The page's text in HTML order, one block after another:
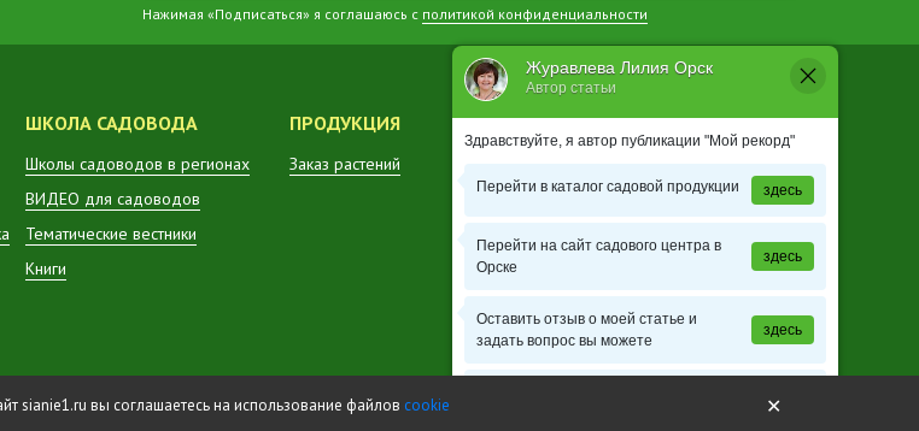
Журавлева Лилия Орск
Автор статьи
Здравствуйте, я автор публикации "Мой рекорд"
Перейти в каталог садовой продукции здесь
Перейти на сайт садового центра в
Орске
здесь
Оставить отзыв о моей статье и
задать вопрос вы можете
здесь
здесь
Нажимая «Подписаться» я соглашаюсь с политикой конфиденциальности
ШКОЛА САДОВОДА
Школы садоводов в регионах
ВИДЕО для садоводов
Тематические вестники
Книги
ПРОДУКЦИЯ
Заказ растений
КОНТАКТЫ
✕
sianie1.ru вы соглашаетесь на использование файлов cookie